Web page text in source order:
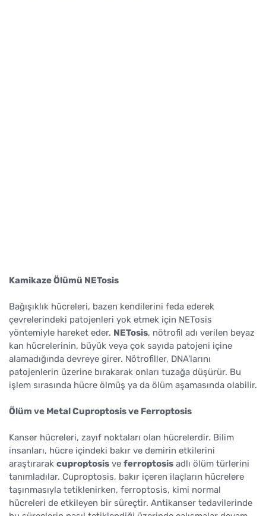
Kamikaze Ölümü NETosis
Bağışıklık hücreleri, bazen kendilerini feda ederek
çevrelerindeki patojenleri yok etmek için NETosis
yöntemiyle hareket eder. NETosis, nötrofil adı verilen beyaz
kan hücrelerinin, büyük veya çok sayıda patojeni içine
alamadığında devreye girer. Nötrofiller, DNA'larını
patojenlerin üzerine bırakarak onları tuzağa düşürür. Bu
işlem sırasında hücre ölmüş ya da ölüm aşamasında olabilir.
Ölüm ve Metal Cuproptosis ve Ferroptosis
Kanser hücreleri, zayıf noktaları olan hücrelerdir. Bilim
insanları, hücre içindeki bakır ve demirin etkilerini
araştırarak cuproptosis ve ferroptosis adlı ölüm türlerini
tanımladılar. Cuproptosis, bakır içeren ilaçların hücrelere
taşınmasıyla tetiklenirken, ferroptosis, kimi normal
hücreleri de etkileyen bir süreçtir. Antikanser tedavilerinde